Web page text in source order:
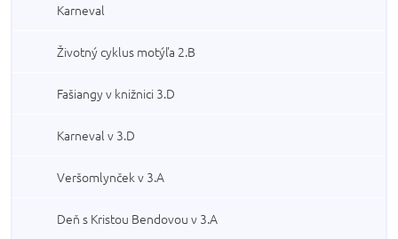
Karneval
Životný cyklus motýľa 2.B
Fašiangy v knižnici 3.D
Karneval v 3.D
Veršomlynček v 3.A
Deň s Kristou Bendovou v 3.A